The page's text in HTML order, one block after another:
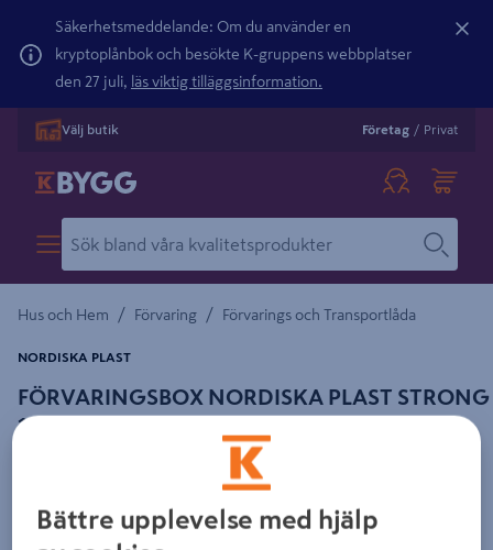
Säkerhetsmeddelande: Om du använder en
kryptoplånbok och besökte K-gruppens webbplatser
den 27 juli, läs viktig tilläggsinformation.
Välj butik Företag / Privat
Hus och Hem / Förvaring / Förvarings och Transportlåda
FÖRVARINGSBOX NORDISKA PLAST STRONG
15L SVART
NORDISKA PLAST
Detaljerad beskrivning finns i produktbeskrivningsområdet
Bättre upplevelse med hjälp